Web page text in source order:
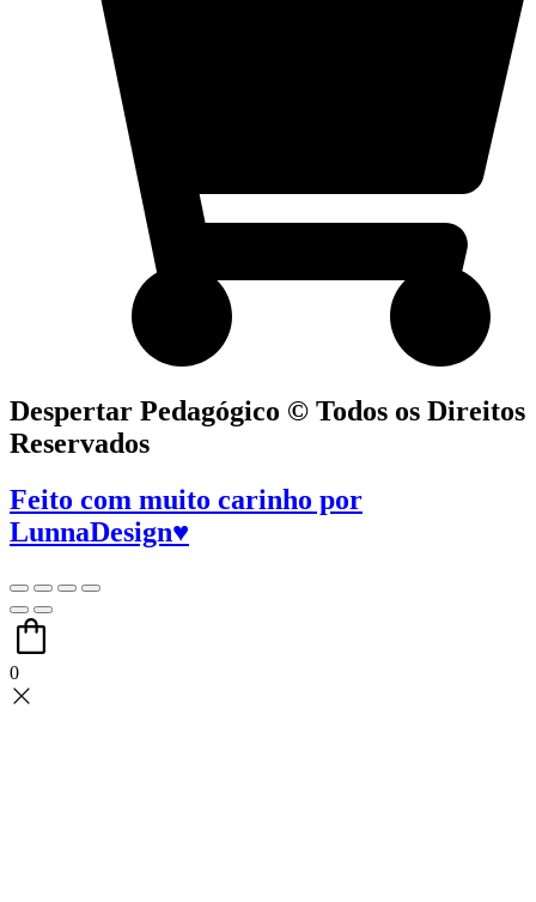
Despertar Pedagógico © Todos os Direitos
Reservados
Feito com muito carinho por
LunnaDesign♥
0